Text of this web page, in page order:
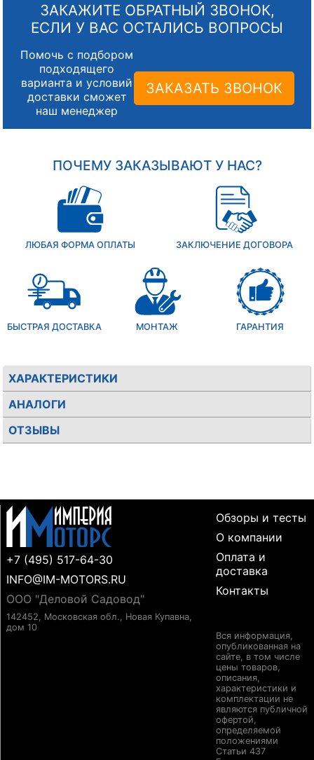
ЗАКАЖИТЕ ОБРАТНЫЙ ЗВОНОК,
ЕСЛИ У ВАС ОСТАЛИСЬ ВОПРОСЫ
Помочь с подбором
подходящего
варианта и условий
доставки сможет
наш менеджер
ЗАКАЗАТЬ ЗВОНОК
ПОЧЕМУ ЗАКАЗЫВАЮТ У НАС?
ЛЮБАЯ ФОРМА ОПЛАТЫ ЗАКЛЮЧЕНИЕ ДОГОВОРА
БЫСТРАЯ ДОСТАВКА МОНТАЖ ГАРАНТИЯ
ХАРАКТЕРИСТИКИ
АНАЛОГИ
ОТЗЫВЫ
+7 (495) 517-64-30
INFO@IM-MOTORS.RU
ООО "Деловой Садовод"
142452, Московская обл., Новая Купавна,
дом 10
Обзоры и тесты
О компании
Оплата и
доставка
Контакты
Вся информация,
опубликованная на
сайте, в том числе
цены товаров,
описания,
характеристики и
комплектации не
являются публичной
офертой,
определяемой
положениями
Статьи 437